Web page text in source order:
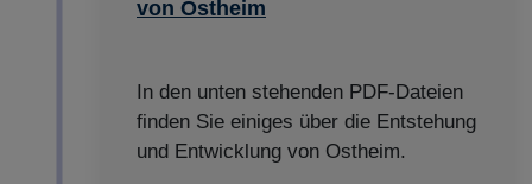
von Ostheim
In den unten stehenden PDF-Dateien
finden Sie einiges über die Entstehung
und Entwicklung von Ostheim.